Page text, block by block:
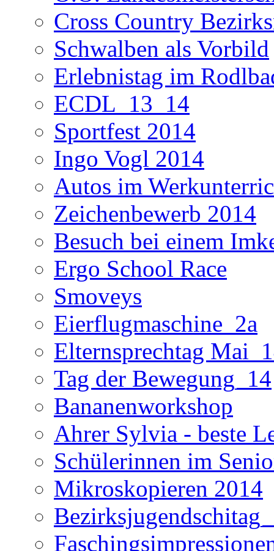
Cross Country
Schwalben als Vorbild
Erlebnistag im
ECDL_13_14
Sportfest 2014
Ingo Vogl 2014
Autos im
Zeichenbewerb 2014
Besuch bei einem
Ergo School Race
Smoveys
Eierflugmaschine_2a
Elternsprechtag
Tag der Bewegung_14
Bananenworkshop
Ahrer Sylvia - beste
Schülerinnen im
Mikroskopieren 2014